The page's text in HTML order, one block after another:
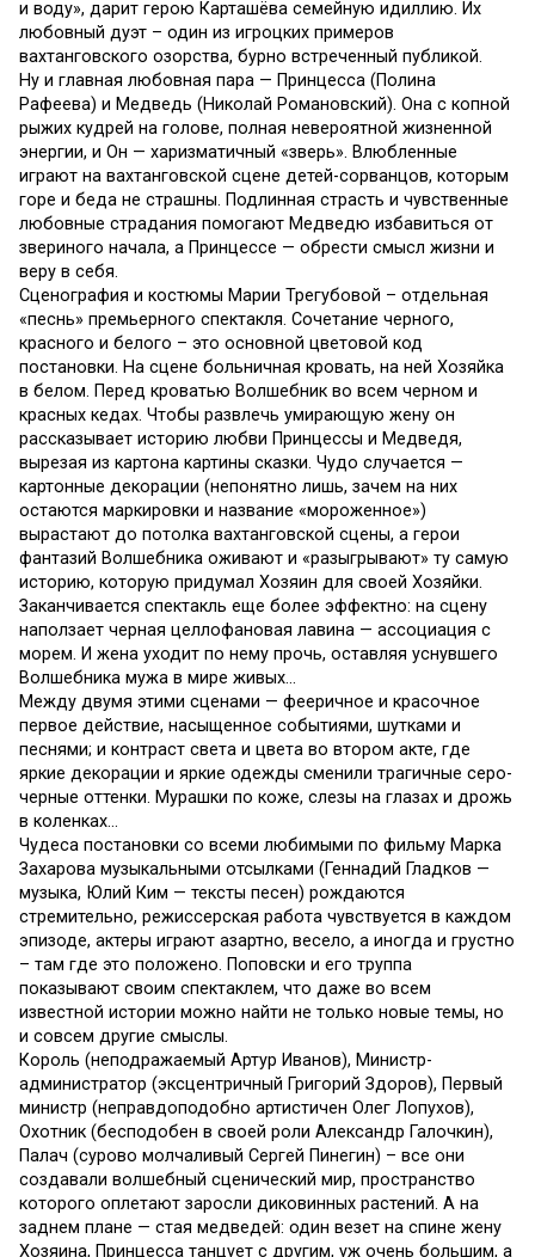
и воду», дарит герою Карташёва семейную идиллию. Их
любовный дуэт – один из игроцких примеров
вахтанговского озорства, бурно встреченный публикой.
Ну и главная любовная пара — Принцесса (Полина
Рафеева) и Медведь (Николай Романовский). Она с копной
рыжих кудрей на голове, полная невероятной жизненной
энергии, и Он — харизматичный «зверь». Влюбленные
играют на вахтанговской сцене детей-сорванцов, которым
горе и беда не страшны. Подлинная страсть и чувственные
любовные страдания помогают Медведю избавиться от
звериного начала, а Принцессе — обрести смысл жизни и
веру в себя.
Сценография и костюмы Марии Трегубовой – отдельная
«песнь» премьерного спектакля. Сочетание черного,
красного и белого – это основной цветовой код
постановки. На сцене больничная кровать, на ней Хозяйка
в белом. Перед кроватью Волшебник во всем черном и
красных кедах. Чтобы развлечь умирающую жену он
рассказывает историю любви Принцессы и Медведя,
вырезая из картона картины сказки. Чудо случается —
картонные декорации (непонятно лишь, зачем на них
остаются маркировки и название «мороженное»)
вырастают до потолка вахтанговской сцены, а герои
фантазий Волшебника оживают и «разыгрывают» ту самую
историю, которую придумал Хозяин для своей Хозяйки.
Заканчивается спектакль еще более эффектно: на сцену
наползает черная целлофановая лавина — ассоциация с
морем. И жена уходит по нему прочь, оставляя уснувшего
Волшебника мужа в мире живых…
Между двумя этими сценами — фееричное и красочное
первое действие, насыщенное событиями, шутками и
песнями; и контраст света и цвета во втором акте, где
яркие декорации и яркие одежды сменили трагичные серо-
черные оттенки. Мурашки по коже, слезы на глазах и дрожь
в коленках…
Чудеса постановки со всеми любимыми по фильму Марка
Захарова музыкальными отсылками (Геннадий Гладков —
музыка, Юлий Ким — тексты песен) рождаются
стремительно, режиссерская работа чувствуется в каждом
эпизоде, актеры играют азартно, весело, а иногда и грустно
– там где это положено. Поповски и его труппа
показывают своим спектаклем, что даже во всем
известной истории можно найти не только новые темы, но
и совсем другие смыслы.
Король (неподражаемый Артур Иванов), Министр-
администратор (эксцентричный Григорий Здоров), Первый
министр (неправдоподобно артистичен Олег Лопухов),
Охотник (бесподобен в своей роли Александр Галочкин),
Палач (сурово молчаливый Сергей Пинегин) – все они
создавали волшебный сценический мир, пространство
которого оплетают заросли диковинных растений. А на
заднем плане — стая медведей: один везет на спине жену
Хозяина, Принцесса танцует с другим, уж очень большим, а